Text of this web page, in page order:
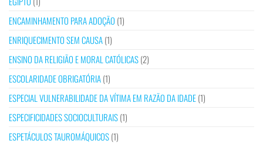
ENCAMINHAMENTO PARA ADOÇÃO (1)
ENRIQUECIMENTO SEM CAUSA(1)
ENSINO DA RELIGIÃO E MORAL CATÓLICAS(2)
ESCOLARIDADE OBRIGATÓRIA(1)
ESPECIAL VULNERABILIDADE DA VÍTIMA EM RAZÃO DA IDADE(1)
ESPECIFICIDADES SOCIOCULTURAIS(1)
ESPETÁCULOS TAUROMÁQUICOS(1)